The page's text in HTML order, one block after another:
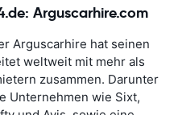
Arguscarhire.com
Arguscarhire hat seinen
weltweit mit mehr als
zusammen. Darunter
Unternehmen wie Sixt,